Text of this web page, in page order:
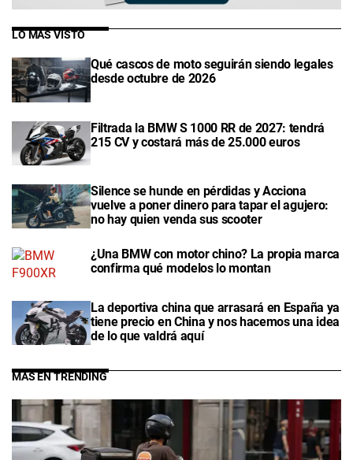
LO MÁS VISTO
Qué cascos de moto seguirán siendo legales
desde octubre de 2026
Filtrada la BMW S 1000 RR de 2027: tendrá
215 CV y costará más de 25.000 euros
Silence se hunde en pérdidas y Acciona
vuelve a poner dinero para tapar el agujero:
no hay quien venda sus scooter
¿Una BMW con motor chino? La propia marca
confirma qué modelos lo montan
La deportiva china que arrasará en España ya
tiene precio en China y nos hacemos una idea
de lo que valdrá aquí
MÁS EN TRENDING